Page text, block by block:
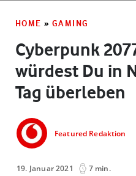
HOME » GAMING
Cyberpunk
würdest Du in
Tag überleben
Featured Redaktion
19. Januar 2021 7 min.